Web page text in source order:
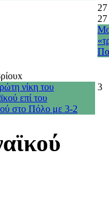
27
x
νίκη του
επί του
στο Πόλο με 3-2
3